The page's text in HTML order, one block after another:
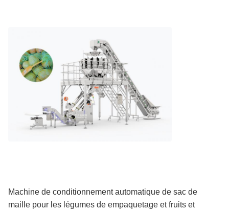
Machine de conditionnement automatique de sac de
maille pour les légumes de empaquetage et fruits et